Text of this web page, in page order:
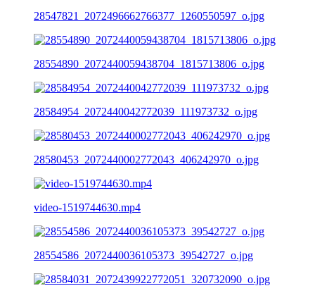
28547821_2072496662766377_1260550597_o.jpg
28554890_2072440059438704_1815713806_o.jpg
28584954_2072440042772039_111973732_o.jpg
28580453_2072440002772043_406242970_o.jpg
video-1519744630.mp4
28554586_2072440036105373_39542727_o.jpg